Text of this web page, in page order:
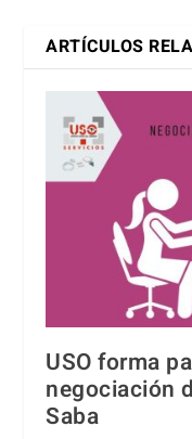
ARTÍCULOS
USO forma
negociación
Saba